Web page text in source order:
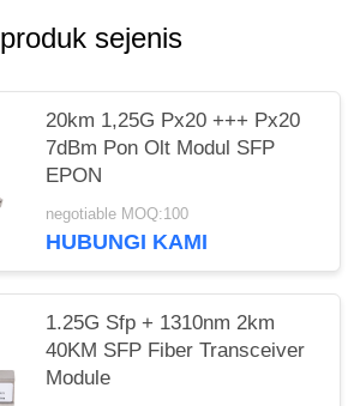
produk sejenis
20km 1,25G Px20 +++ Px20
7dBm Pon Olt Modul SFP
EPON
negotiable MOQ:100
HUBUNGI KAMI
1.25G Sfp + 1310nm 2km
40KM SFP Fiber Transceiver
Module